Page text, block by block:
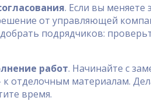
. Если вы меняете
от управляющей
подрядчиков:
работ. Начинайте с
к отделочным материалам.
время.